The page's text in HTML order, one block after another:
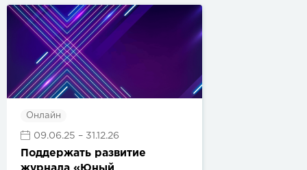
Онлайн
09.06.25 – 31.12.26
Поддержать развитие